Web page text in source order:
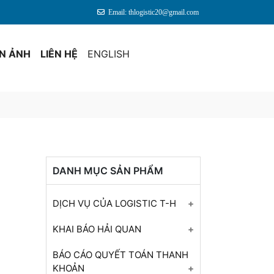
Email: thlogistic20@gmail.com
ẢNH LIÊN HỆ ENGLISH
DANH MỤC SẢN PHẨM
DỊCH VỤ CỦA LOGISTIC T-H
Tư Vấn Khai Báo Hải Quan
Báo Cáo Quyết Toán Cuối
KHAI BÁO HẢI QUAN
Dịch Vụ Kê Khai Hải Quan
BÁO CÁO QUYẾT TOÁN THANH
KHOẢN